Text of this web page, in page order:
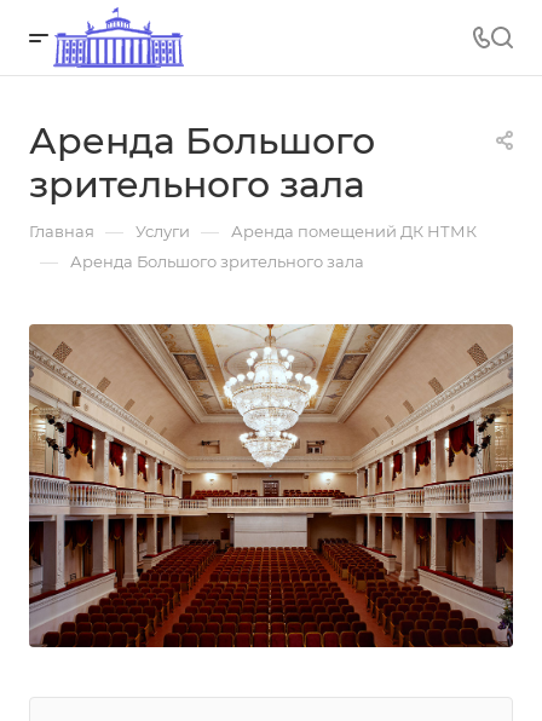
Аренда Большого
зрительного зала
Главная — Услуги — Аренда помещений ДК НТМК
— Аренда Большого зрительного зала